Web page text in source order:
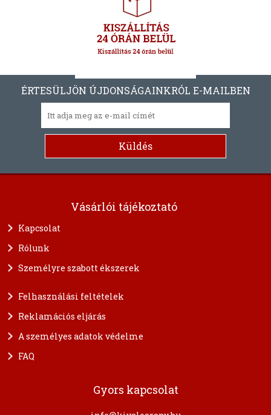
ÉRTESÜLJÖN ÚJDONSÁGAINKRÓL E-MAILBEN
Vásárlói tájékoztató
Kapcsolat
Rólunk
Személyre szabott ékszerek
Felhasználási feltételek
Reklamációs eljárás
A személyes adatok védelme
FAQ
Gyors kapcsolat